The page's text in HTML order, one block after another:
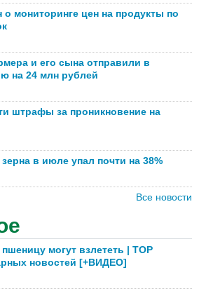
о мониторинге цен на продукты по
и его сына отправили в
на 24 млн рублей
штрафы за проникновение на
в июле упал почти на 38%
Все новости
могут взлететь | TOP
новостей [+ВИДЕО]